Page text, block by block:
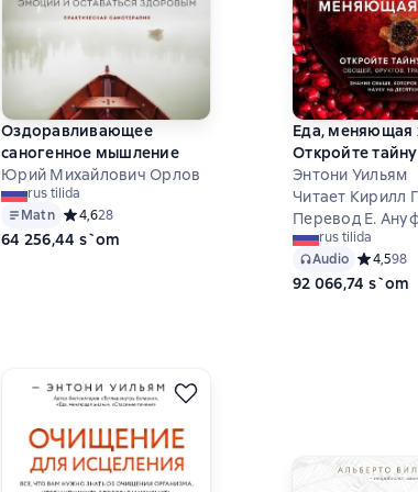
Оздоравливающее
саногенное мышление
Юрий Михайлович Орлов
rus tilida
Matn Средний рейтинг 4,6 на основе 28 оценок
4,628
64 256,44 s`om
Еда, меняющая
Откройте
овощей,
специй
Энтони Уильям
Читает Кирилл
Перевод Е.
rus tilida
Audio Средний
4,598
92 066,74 s`om